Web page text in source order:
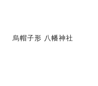
烏帽子形 八幡神社